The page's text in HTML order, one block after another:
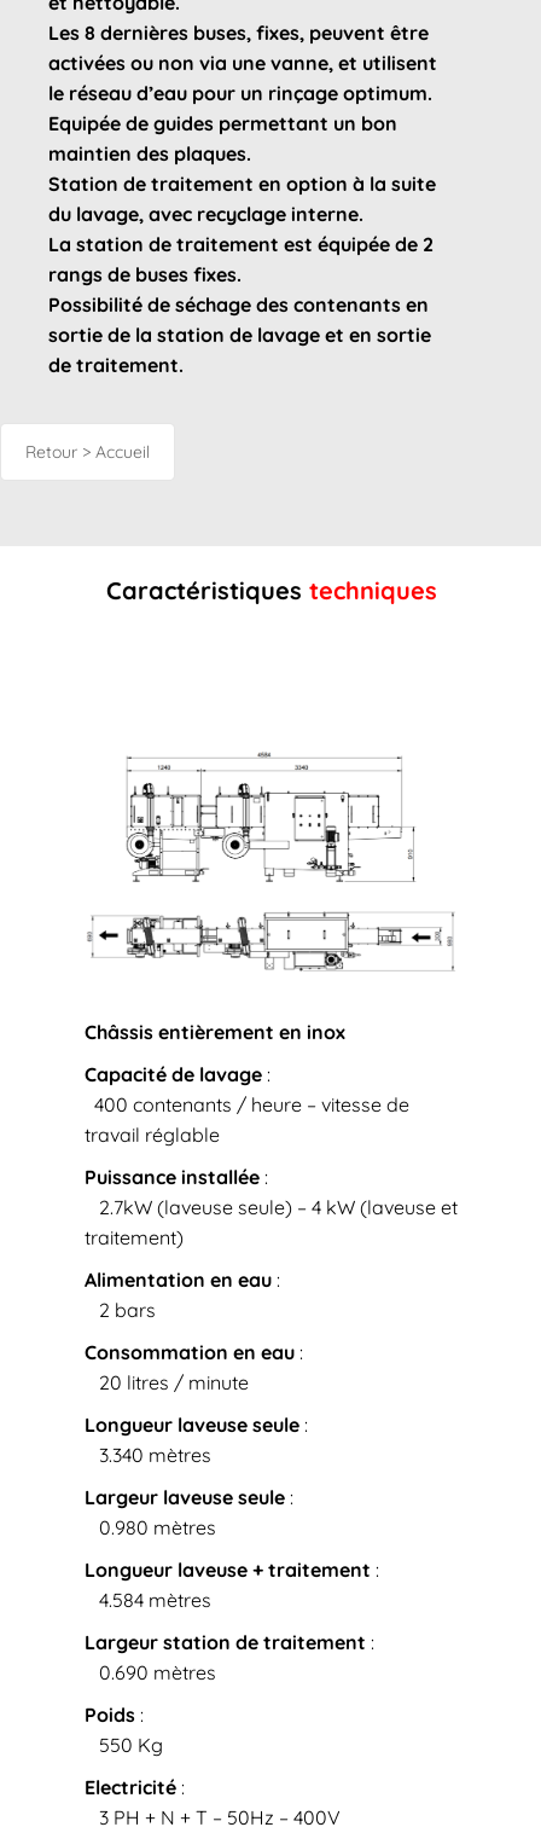
Les 8 dernières buses, fixes, peuvent être
activées ou non via une vanne, et utilisent
le réseau d’eau pour un rinçage optimum.
Equipée de guides permettant un bon
maintien des plaques.
Station de traitement en option à la suite
du lavage, avec recyclage interne.
La station de traitement est équipée de 2
rangs de buses fixes.
Possibilité de séchage des contenants en
sortie de la station de lavage et en sortie
de traitement.
Retour > Accueil
Caractéristiques techniques
Châssis entièrement en inox
Capacité de lavage:
400 contenants / heure – vitesse de
travail réglable
Puissance installée :
2.7kW (laveuse seule) – 4 kW (laveuse et
traitement)
Alimentation en eau :
2 bars
Consommation en eau :
20 litres / minute
Longueur laveuse seule :
3.340 mètres
Largeur laveuse seule :
0.980 mètres
Longueur laveuse + traitement :
4.584 mètres
Largeur station de traitement :
0.690 mètres
Poids :
550 Kg
Electricité :
3 PH + N + T – 50Hz – 400V